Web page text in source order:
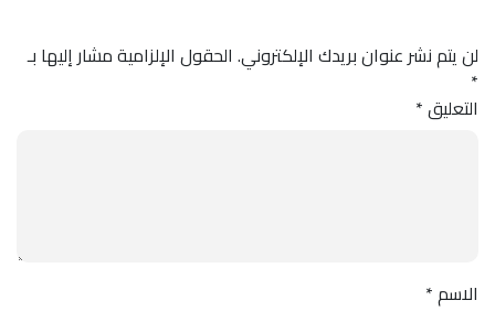
لن يتم نشر عنوان بريدك الإلكتروني. الحقول الإلزامية مشار إليها بـ
*
التعليق*
الاسم*